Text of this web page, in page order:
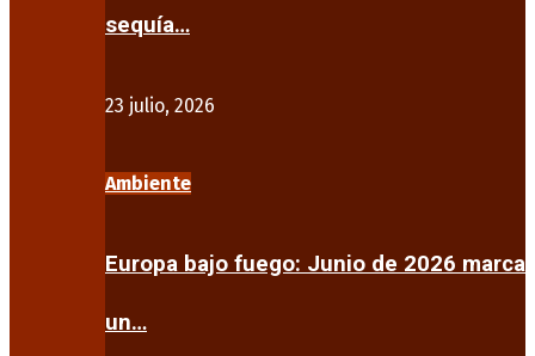
sequía…
23 julio, 2026
Ambiente
Europa bajo fuego: Junio de 2026 marca
un…